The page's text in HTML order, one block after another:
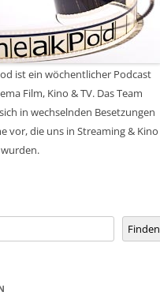
ist ein wöchentlicher Podcast
Film, Kino & TV. Das Team
in wechselnden Besetzungen
vor, die uns in Streaming & Kino
Finden